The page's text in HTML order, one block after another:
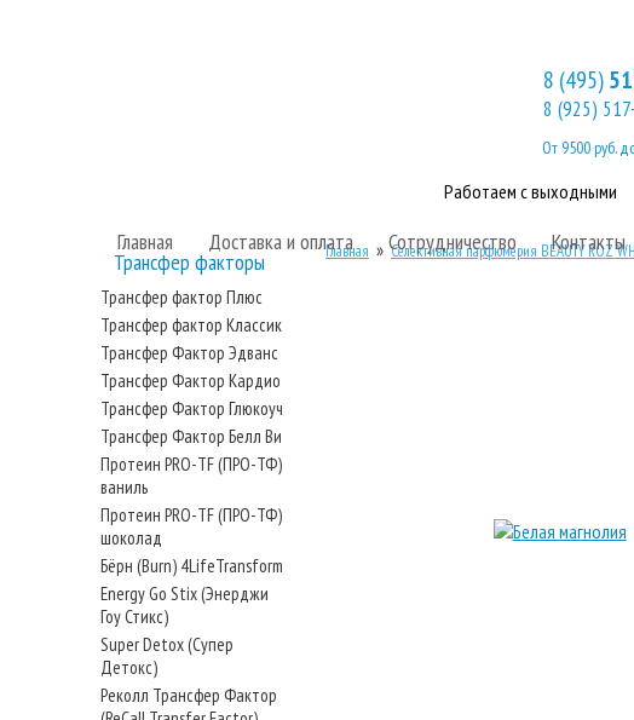
Главная Доставка и оплата Сотрудничество Контакты
Работаем с выходными
8 (495)
8 (925)
От 9500 руб.
Трансфер факторы
Трансфер фактор Плюс
Трансфер фактор Классик
Трансфер Фактор Эдванс
Трансфер Фактор Кардио
Трансфер Фактор Глюкоуч
Трансфер Фактор Белл Ви
Протеин PRO-TF (ПРО-ТФ)
ваниль
Протеин PRO-TF (ПРО-ТФ)
шоколад
Бёрн (Burn) 4LifeTransform
Energy Go Stix (Энерджи
Гоу Стикс)
Super Detox (Супер
Детокс)
Реколл Трансфер Фактор
Главная »Селективная парфюмерия BEAUTY ROZ